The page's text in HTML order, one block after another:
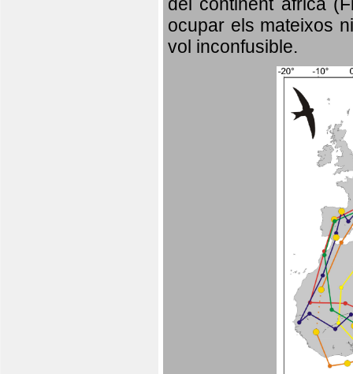
del continent africà
ocupar els mateixos
vol inconfusible.